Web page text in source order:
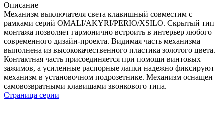
Описание
Механизм выключателя света клавишный совместим с
рамками серий OMALI/AKYRI/PERIO/XSILO. Скрытый тип
монтажа позволяет гармонично встроить в интерьер любого
современного дизайн-проекта. Видимая часть механизма
выполнена из высококачественного пластика золотого цвета.
Контактная часть присоединяется при помощи винтовых
зажимов, а усиленные распорные лапки надежно фиксируют
механизм в установочном подрозетнике. Механизм оснащен
самовозвратными клавишами звонкового типа.
Страница серии